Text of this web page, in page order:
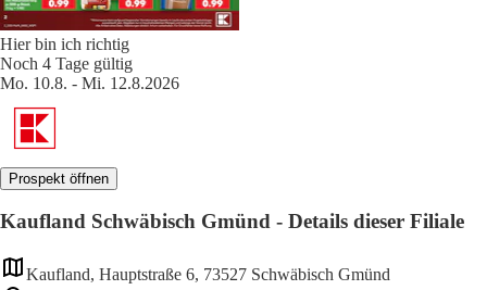
Hier bin ich richtig
Noch 4 Tage gültig
Mo. 10.8. - Mi. 12.8.2026
Prospekt öffnen
Kaufland Schwäbisch Gmünd - Details dieser Filiale
Kaufland, Hauptstraße 6, 73527 Schwäbisch Gmünd